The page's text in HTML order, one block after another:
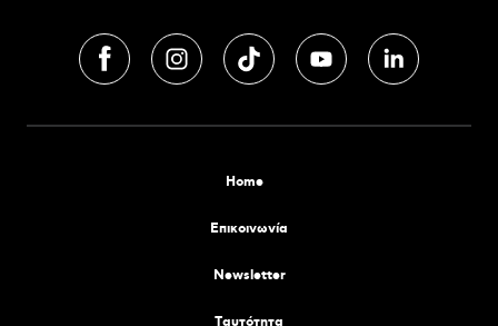
Home
Επικοινωνία
Newsletter
Tαυτότητα